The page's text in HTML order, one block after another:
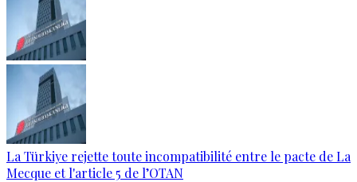
La Türkiye rejette toute incompatibilité entre le pacte de La
Mecque et l'article 5 de l’OTAN